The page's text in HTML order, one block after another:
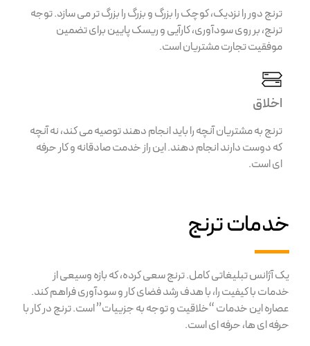
ترنج دور را نزدیک، کوچک را بزرگ و بزرگ را بزرگ تر می سازد. توجه
ترنج، بر روی سودآوری، کارآیی و ریسک پایین برای تضمین
موفقیت تجارت مشتریان است.
اخلاق
ترنج به مشتریان آنچه را باید انجام دهند توصیه می کند، نه آنچه
که دوست ‌دارند انجام دهند. این راز خدمت صادقانه و کار حرفه
ای است.
خدمات ترنج
یک آژانس تبلیغاتی کامل. ترنج سعی کرده، که بازه وسیعی از
خدمات با کیفیت را، با هدف رشد فضای کار و سودآوری فراهم کند.
عصاره این خدمات “خلاقیت و توجه به جزییات” است. ترنج در کار با
حرفه ای ها، حرفه ای است.